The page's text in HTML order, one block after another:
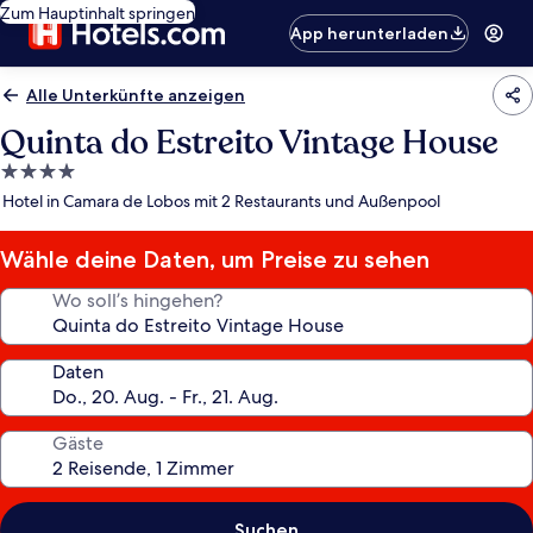
Zum Hauptinhalt springen
App herunterladen
Alle Unterkünfte anzeigen
Quinta do Estreito Vintage House
4.0-
Sterne-
Hotel in Camara de Lobos mit 2 Restaurants und Außenpool
Wähle deine Daten, um Preise zu sehen
Wo soll’s hingehen?
Daten
Gäste